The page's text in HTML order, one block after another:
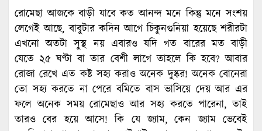
রোমেছা আজকে বাড়ী যাবে কত আনন্দ মনে কিন্তু মনে সংশয়
লেগেই আছে, বাবুটার কদিন আগে চিকুনগুনিয়া হয়েছে শরীরটা
এখনো অতটা সুস্থ নয় এবারও যদি গত বারের মত বাড়ী
যেতে ২৫ ঘণ্টা বা তার বেশী লাগে তাহলে কি হবে? আবার
রোজা রেখে এত কষ্ট সহ্য করাও অনেক দুষ্কর! অনেক বোনেরা
তো সহ্য করতে না পেরে বমিতে বাস ভাসিয়ে দেয় আর এর
ফলে অনেক সময় রোমেছাও আর সহ্য করতে পারেনা, তাই
তারও বের হয়ে আসে! কি যে জ্যাম, কেন জ্যাম ভেবেই